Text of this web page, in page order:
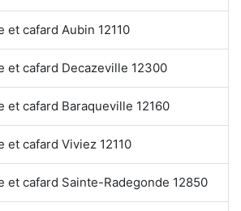
et cafard Aubin 12110
et cafard Decazeville 12300
et cafard Baraqueville 12160
et cafard Viviez 12110
et cafard Sainte-Radegonde 12850